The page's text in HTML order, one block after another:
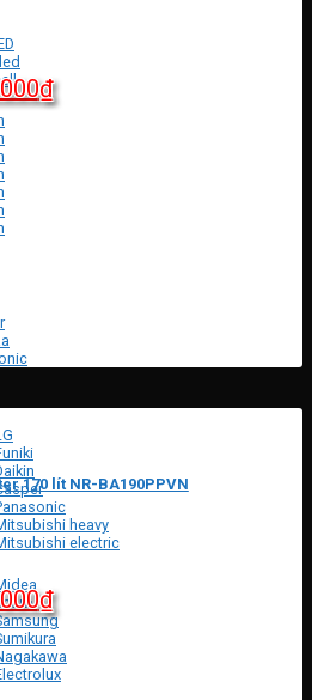
heavy
electric
₫Giá
hiện
170 lít NR-BA190PPVN
₫Giá
hiện
tại
là: